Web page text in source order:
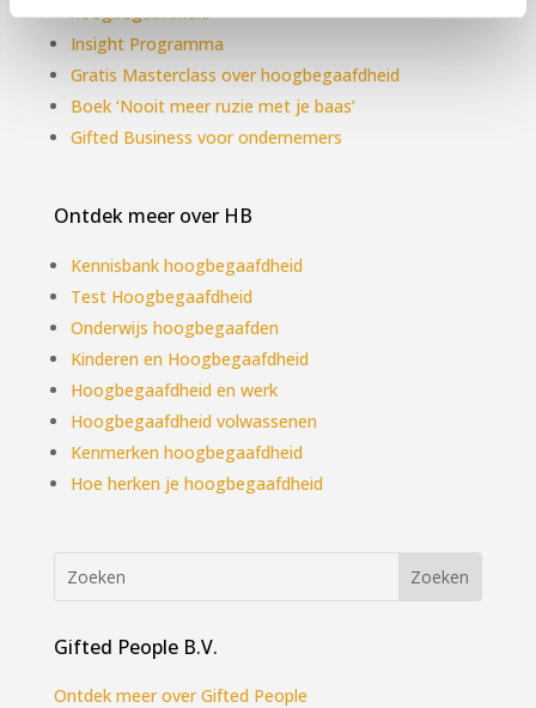
hoogbegaafdheid
Insight Programma
Gratis Masterclass over hoogbegaafdheid
Boek ‘Nooit meer ruzie met je baas’
Gifted Business voor ondernemers
Ontdek meer over HB
Kennisbank hoogbegaafdheid
Test Hoogbegaafdheid
Onderwijs hoogbegaafden
Kinderen en Hoogbegaafdheid
Hoogbegaafdheid en werk
Hoogbegaafdheid volwassenen
Kenmerken hoogbegaafdheid
Hoe herken je hoogbegaafdheid
Gifted People B.V.
Ontdek meer over Gifted People